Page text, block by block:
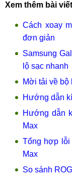
Xem thêm bài viết
Cách xoay
đơn giản
Samsung
lộ sạc nhanh
Mời tải về bộ
Hướng dẫn
Hướng dẫn
Max
Tổng hợp lỗi
Max
So sánh